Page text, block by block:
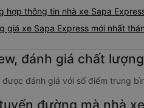
hợp thông tin nhà xe Sapa
giá xe Sapa Express mới nhất
đánh giá chất
được đánh giá với số điểm trung
đường mà nhà